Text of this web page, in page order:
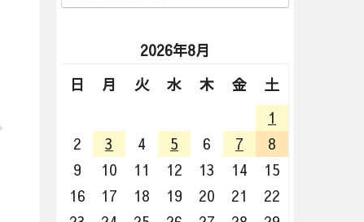
2026年8月
日
月 火 水 木 金
土
1
2
3 4 5 6 7
8
9
10 11 12 13 14
15
16
17 18 19 20 21
22